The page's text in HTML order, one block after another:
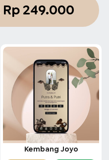
Rp 249.000
Kembang Joyo